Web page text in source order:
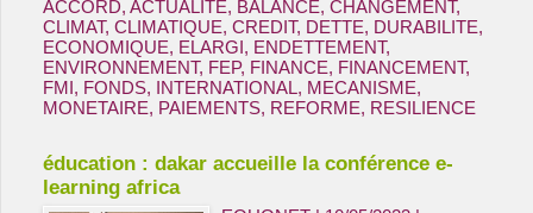
ACCORD, ACTUALITE, BALANCE, CHANGEMENT,
CLIMAT, CLIMATIQUE, CREDIT, DETTE, DURABILITE,
ECONOMIQUE, ELARGI, ENDETTEMENT,
ENVIRONNEMENT, FEP, FINANCE, FINANCEMENT,
FMI, FONDS, INTERNATIONAL, MECANISME,
MONETAIRE, PAIEMENTS, REFORME, RESILIENCE
éducation : dakar accueille la conférence e-
learning africa